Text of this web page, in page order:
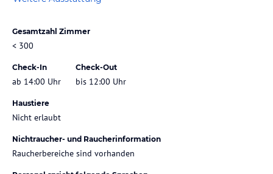
Gesamtzahl Zimmer
< 300
Check-In
ab 14:00 Uhr
Check-Out
bis 12:00 Uhr
Haustiere
Nicht erlaubt
Nichtraucher- und Raucherinformation
Raucherbereiche sind vorhanden